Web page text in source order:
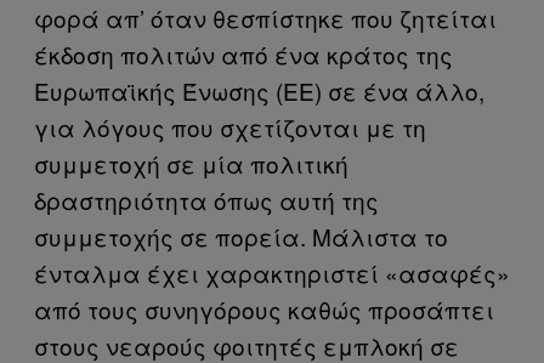
φορά απ’ όταν θεσπίστηκε που ζητείται
έκδοση πολιτών από ένα κράτος της
Ευρωπαϊκής Ένωσης (ΕΕ) σε ένα άλλο,
για λόγους που σχετίζονται με τη
συμμετοχή σε μία πολιτική
δραστηριότητα όπως αυτή της
συμμετοχής σε πορεία. Μάλιστα το
ένταλμα έχει χαρακτηριστεί «ασαφές»
από τους συνηγόρους καθώς προσάπτει
στους νεαρούς φοιτητές εμπλοκή σε